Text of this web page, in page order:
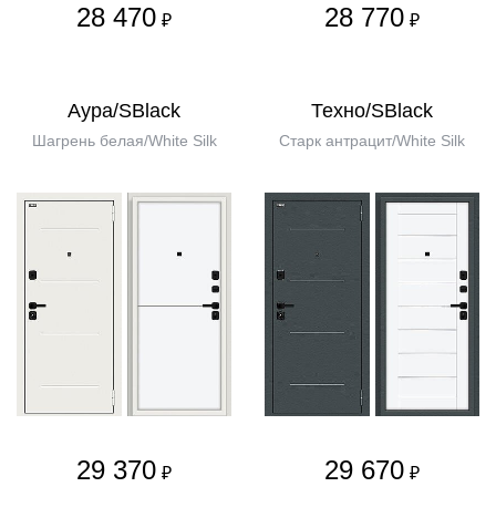
28 470 ₽ 28 770 ₽
Аура/SBlack
Шагрень белая/White Silk
29 370 ₽
Техно/SBlack
Старк антрацит/White Silk
29 670 ₽